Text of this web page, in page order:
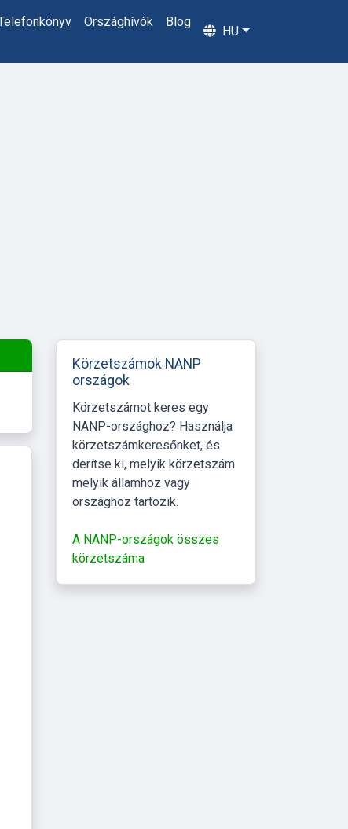
Országhívók Blog
HU
Körzetszámok NANP
országok
Körzetszámot keres egy
NANP-országhoz? Használja
körzetszámkeresőnket, és
derítse ki, melyik körzetszám
melyik államhoz vagy
országhoz tartozik.
A NANP-országok összes
körzetszáma